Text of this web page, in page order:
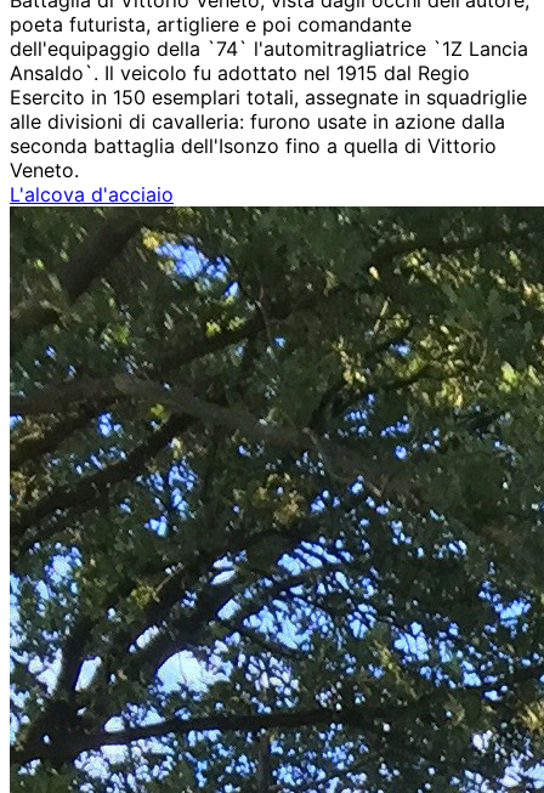
poeta futurista, artigliere e poi comandante
dell'equipaggio della `74` l'automitragliatrice `1Z Lancia
Ansaldo`. Il veicolo fu adottato nel 1915 dal Regio
Esercito in 150 esemplari totali, assegnate in squadriglie
alle divisioni di cavalleria: furono usate in azione dalla
seconda battaglia dell'Isonzo fino a quella di Vittorio
Veneto.
L'alcova d'acciaio